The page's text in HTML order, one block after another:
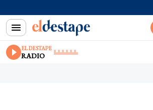
EL DESTAPE
RADIO